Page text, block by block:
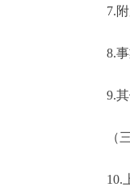
7.附屬
8.事業
9.其
（三
10.上